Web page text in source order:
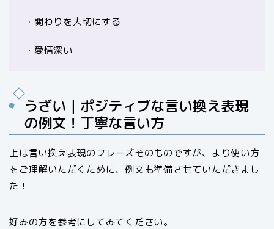
・関わりを大切にする
・愛情深い
うざい｜ポジティブな言い換え表現
の例文！丁寧な言い方
上は言い換え表現のフレーズそのものですが、より使い方
をご理解いただくために、例文も準備させていただきまし
た！
好みの方を参考にしてみてください。